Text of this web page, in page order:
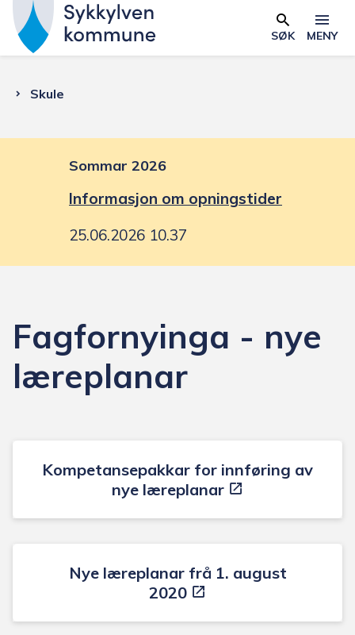
k
v
e
k
o
n
e
Skjema
SØK MENY
Du Skule
Sommar 2026
Informasjon om opningstider
25.06.2026 10.37
Fagfornyinga - nye
læreplanar
Kompetansepakkar for innføring av
nye læreplanar
Nye læreplanar frå 1. august
2020